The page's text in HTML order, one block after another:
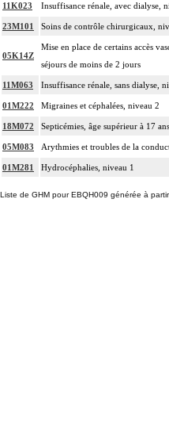
11K023 Insuffisance rénale, avec dialyse,
23M101 Soins de contrôle chirurgicaux,
05K14Z
Mise en place de certains accès
séjours de moins de 2 jours
11M063 Insuffisance rénale, sans dialyse,
01M222 Migraines et céphalées, niveau 2
18M072 Septicémies, âge supérieur à 17
05M083 Arythmies et troubles de la
01M281 Hydrocéphalies, niveau 1
Liste de GHM pour EBQH009 générée à